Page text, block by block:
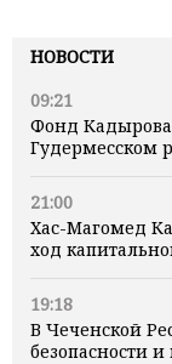
НОВОСТИ
09:21
Фонд Кадырова
Гудермесском
21:00
Хас-Магомед
ход
19:18
В Чеченской
безопасности